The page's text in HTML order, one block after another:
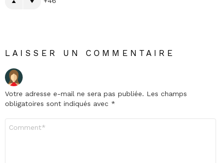
LAISSER UN COMMENTAIRE
Votre adresse e-mail ne sera pas publiée. Les champs
obligatoires sont indiqués avec *